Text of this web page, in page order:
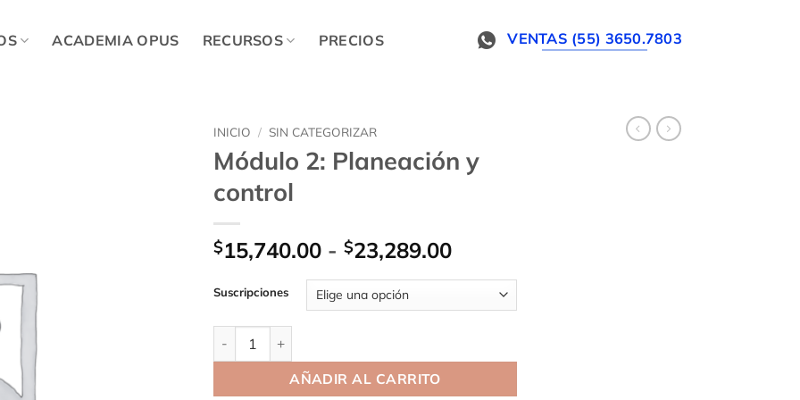
ACADEMIA OPUS RECURSOS PRECIOS VENTAS (55) 3650.7803
INICIO / SIN CATEGORIZAR
Módulo 2: Planeación y
control
$15,740.00 - $23,289.00Rango
precios:
desde
hasta
Suscripciones
Módulo 2: Planeación y control cantidad
AÑADIR AL CARRITO